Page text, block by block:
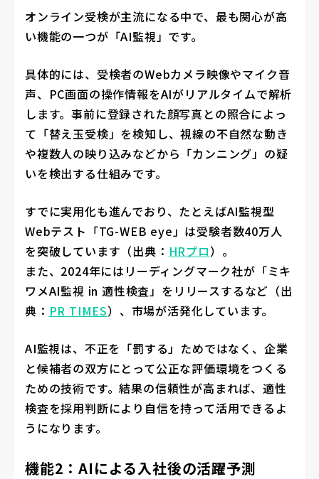
オンライン受検が主流になる中で、最も関心が高
い機能の一つが「AI監視」です。
具体的には、受検者のWebカメラ映像やマイク音
声、PC画面の操作情報をAIがリアルタイムで解析
します。事前に登録された顔写真との照合によっ
て「替え玉受検」を検知し、視線の不自然な動き
や複数人の映り込みなどから「カンニング」の疑
いを検出する仕組みです。
すでに実用化も進んでおり、たとえばAI監視型
Webテスト「TG-WEB eye」は受験者数40万人
を突破しています（出典： HRプロ）。
また、2024年にはリーディングマーク社が「ミキ
ワメAI監視 in 適性検査」をリリースするなど（出
典： PR TIMES）、市場が活発化しています。
AI監視は、不正を「罰する」ためではなく、企業
と候補者の双方にとって公正な評価環境をつくる
ための技術です。結果の信頼性が高まれば、適性
検査を採用判断により自信を持って活用できるよ
うになります。
機能2：AIによる入社後の活躍予測